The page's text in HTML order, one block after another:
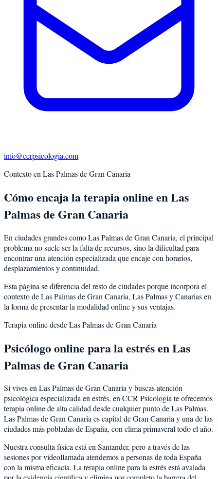
info@ccrpsicologia.com
Contexto en Las Palmas de Gran Canaria
Cómo encaja la terapia online en Las
Palmas de Gran Canaria
En ciudades grandes como Las Palmas de Gran Canaria, el principal
problema no suele ser la falta de recursos, sino la dificultad para
encontrar una atención especializada que encaje con horarios,
desplazamientos y continuidad.
Esta página se diferencia del resto de ciudades porque incorpora el
contexto deLas Palmas de Gran Canaria, Las PalmasyCanariasen
la forma de presentar la modalidad online y sus ventajas.
Terapia online desdeLas Palmas de Gran Canaria
Psicólogo online para laestrésenLas
Palmas de Gran Canaria
Si vives enLas Palmas de Gran Canariay buscas atención
psicológica especializada enestrés, en CCR Psicología te ofrecemos
terapia online de alta calidad desde cualquier punto deLas Palmas.
Las Palmas de Gran Canariaescapital de Gran Canaria y una de las
ciudades más pobladas de España, con clima primaveral todo el año.
Nuestra consulta física está en Santander, pero a través de las
sesiones por videollamada atendemos a personas de toda España
con la misma eficacia. La terapia online para laestrésestá avalada